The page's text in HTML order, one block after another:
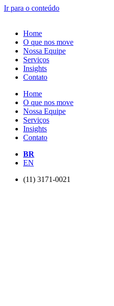
Ir para o conteúdo
Home
O que nos move
Nossa Equipe
Serviços
Insights
Contato
Home
O que nos move
Nossa Equipe
Serviços
Insights
Contato
BR
EN
(11) 3171-0021